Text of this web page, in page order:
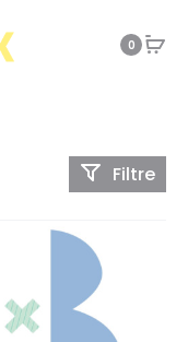
0
Filtre